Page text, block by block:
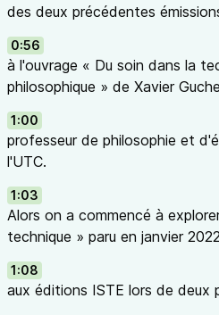
des deux précédentes
0:56
à l'ouvrage « Du soin dans la
philosophique » de Xavier
1:00
professeur de philosophie et
l'UTC.
1:03
Alors on a commencé à
technique » paru en janvier 2022
1:08
aux éditions ISTE lors de deux